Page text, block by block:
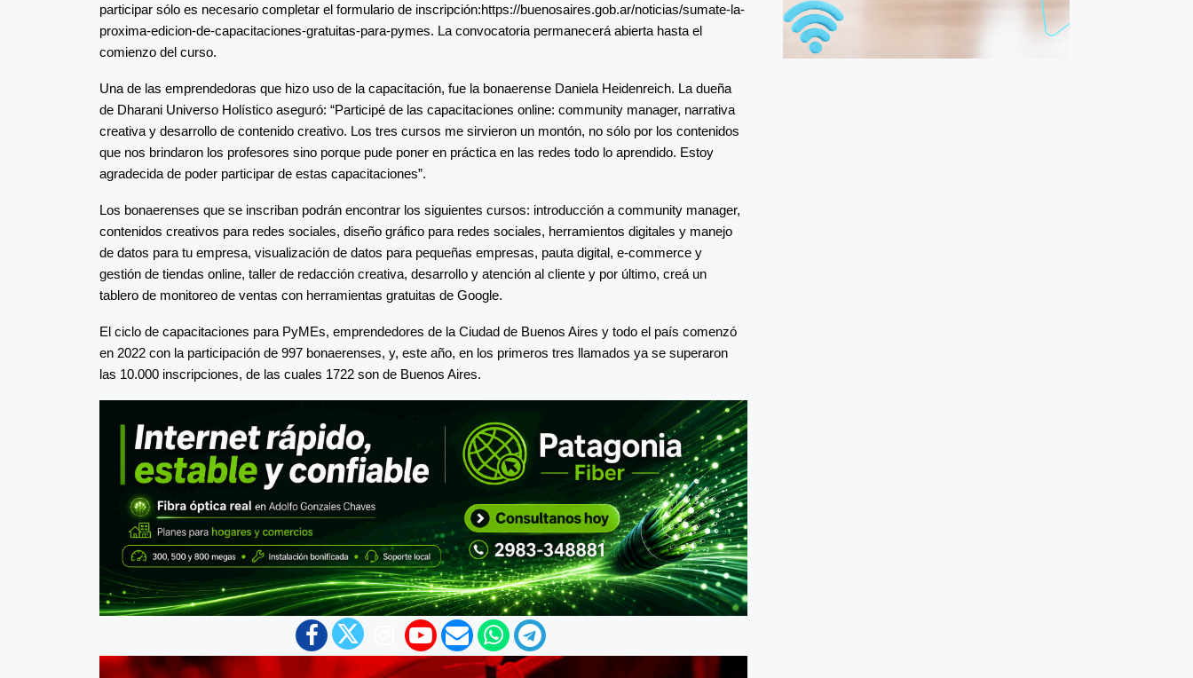
participar sólo es necesario completar el formulario de inscripción:https://buenosaires.gob.ar/noticias/sumate-la-
proxima-edicion-de-capacitaciones-gratuitas-para-pymes. La convocatoria permanecerá abierta hasta el
comienzo del curso.
Una de las emprendedoras que hizo uso de la capacitación, fue la bonaerense Daniela Heidenreich. La dueña
de Dharani Universo Holístico aseguró: “Participé de las capacitaciones online: community manager, narrativa
creativa y desarrollo de contenido creativo. Los tres cursos me sirvieron un montón, no sólo por los contenidos
que nos brindaron los profesores sino porque pude poner en práctica en las redes todo lo aprendido. Estoy
agradecida de poder participar de estas capacitaciones”.
Los bonaerenses que se inscriban podrán encontrar los siguientes cursos: introducción a community manager,
contenidos creativos para redes sociales, diseño gráfico para redes sociales, herramientos digitales y manejo
de datos para tu empresa, visualización de datos para pequeñas empresas, pauta digital, e-commerce y
gestión de tiendas online, taller de redacción creativa, desarrollo y atención al cliente y por último, creá un
tablero de monitoreo de ventas con herramientas gratuitas de Google.
El ciclo de capacitaciones para PyMEs, emprendedores de la Ciudad de Buenos Aires y todo el país comenzó
en 2022 con la participación de 997 bonaerenses, y, este año, en los primeros tres llamados ya se superaron
las 10.000 inscripciones, de las cuales 1722 son de Buenos Aires.